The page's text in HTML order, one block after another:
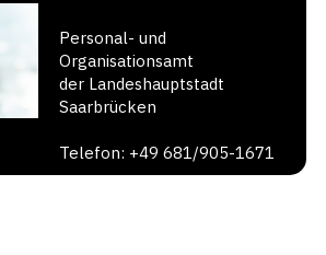
Personal- und
Organisationsamt
der Landeshauptstadt
Saarbrücken
Telefon: +49 681/905-1671